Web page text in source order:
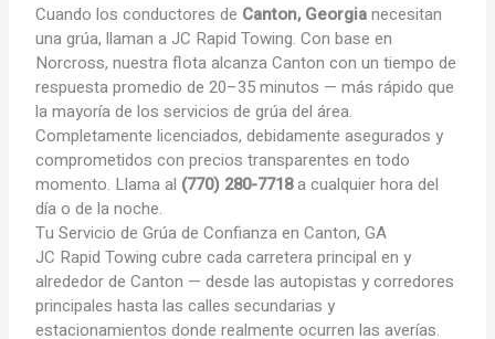
Cuando los conductores de Canton, Georgianecesitan
una grúa, llaman a JC Rapid Towing. Con base en
Norcross, nuestra flota alcanza Canton con un tiempo de
respuesta promedio de 20–35 minutos — más rápido que
la mayoría de los servicios de grúa del área.
Completamente licenciados, debidamente asegurados y
comprometidos con precios transparentes en todo
momento. Llama al (770) 280-7718a cualquier hora del
día o de la noche.
Tu Servicio de Grúa deConfianza en Canton, GA
JC Rapid Towing cubre cada carretera principal en y
alrededor de Canton — desde las autopistas y corredores
principales hasta las calles secundarias y
estacionamientos donde realmente ocurren las averías.